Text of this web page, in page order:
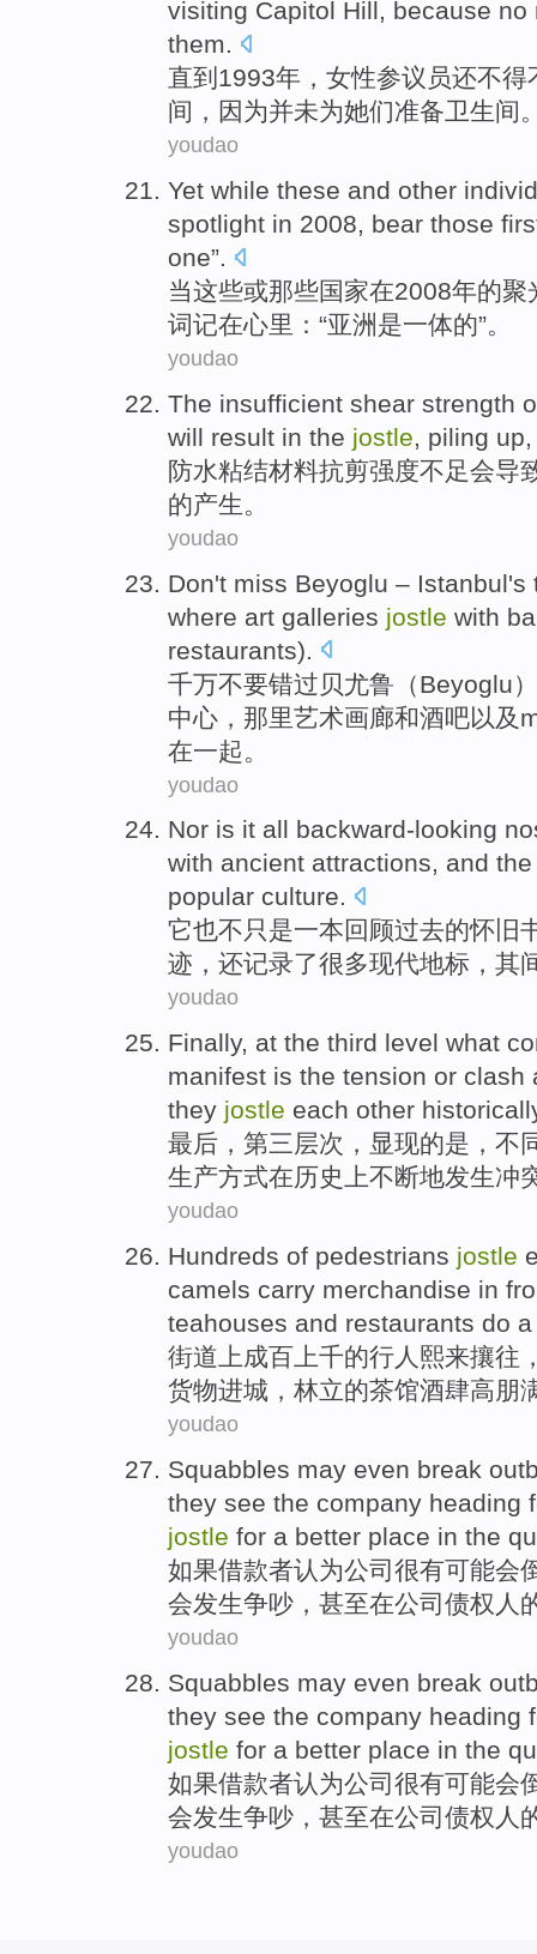
visiting Capitol Hill, because no
them.
直到 1993年， 女性参议员还不得
间， 因为并未为她们准备卫生间
youdao
Yet while these and other
spotlight in 2008, bear those
one”.
当这些或那些国家在2008年的聚
词记在心里 ：“亚洲 是一体的”。
youdao
The insufficient shear strength
will result in the jostle, piling up
防水粘结材料抗剪强度不足会导
的产生。
youdao
Don't miss Beyoglu – Istanbul's
where art galleries jostle with
restaurants).
千万不要错过贝尤鲁（Beyoglu
中心 ， 那里艺术画廊和酒吧以及
在一起。
youdao
Nor is it all backward-looking
with ancient attractions, and
popular culture.
它也不只是一本回顾过去的怀旧
迹 ，还记录了很多现代地标 ，其
youdao
Finally, at the third level what
manifest is the tension or clash
they jostle each other
最后 ， 第三层次 ， 显现的是，不
生产方式在历史上不断地发生冲
youdao
Hundreds of pedestrians jostle
camels carry merchandise in
teahouses and restaurants do
街道上成百 上千的行人 熙来攘往
货物进城，林立的茶馆酒肆高朋
youdao
Squabbles may even break
they see the company heading
jostle for a better place in the
如果借款者认为公司 很有可能会
会发生争吵 ， 甚至在公司 债权人
youdao
Squabbles may even break
they see the company heading
jostle for a better place in the
如果借款者认为公司很有可能会
会发生争吵 ， 甚至在公司债权人
youdao